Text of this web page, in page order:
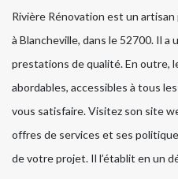
Rivière Rénovation est un
à Blancheville, dans le 52700. Il
prestations de qualité. En outre,
abordables, accessibles à tous
vous satisfaire. Visitez son site
offres de services et ses
de votre projet. Il l’établit en un